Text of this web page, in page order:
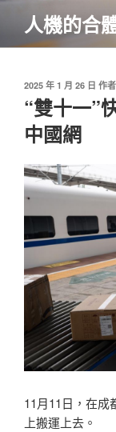
主
人機的合
發
佈
2025 年 1 月 26 日 作
“雙十一”
中國網
11月11日，在成
上搬運上去。